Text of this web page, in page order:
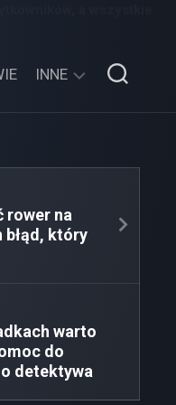
INNE
MOTORYZACJA,
rower na
błąd, który
warto
do
detektywa